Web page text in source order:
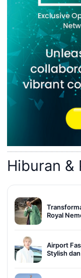
Hiburan &
Royal
Airport
Stylish